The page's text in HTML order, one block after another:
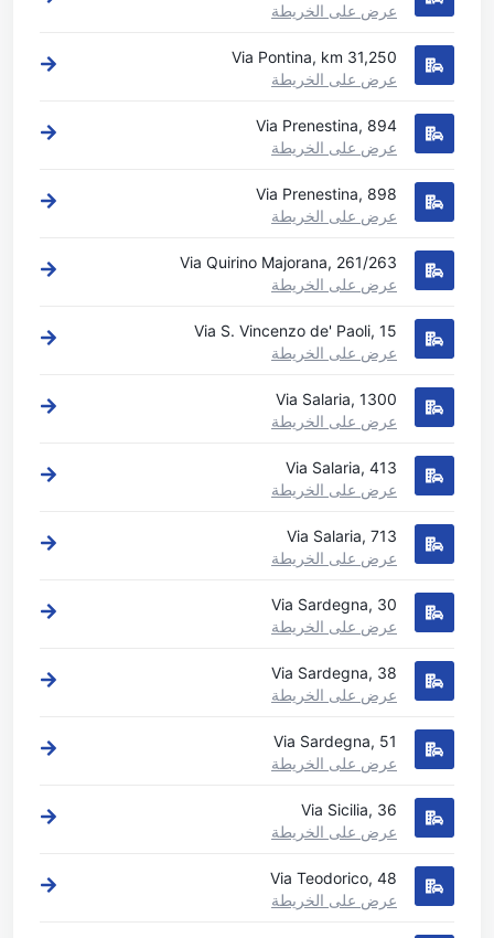
عرض على الخريطة
Via Pontina, km 31,250
عرض على الخريطة
Via Prenestina, 894
عرض على الخريطة
Via Prenestina, 898
عرض على الخريطة
Via Quirino Majorana, 261/263
عرض على الخريطة
Via S. Vincenzo de' Paoli, 15
عرض على الخريطة
Via Salaria, 1300
عرض على الخريطة
Via Salaria, 413
عرض على الخريطة
Via Salaria, 713
عرض على الخريطة
Via Sardegna, 30
عرض على الخريطة
Via Sardegna, 38
عرض على الخريطة
Via Sardegna, 51
عرض على الخريطة
Via Sicilia, 36
عرض على الخريطة
Via Teodorico, 48
عرض على الخريطة